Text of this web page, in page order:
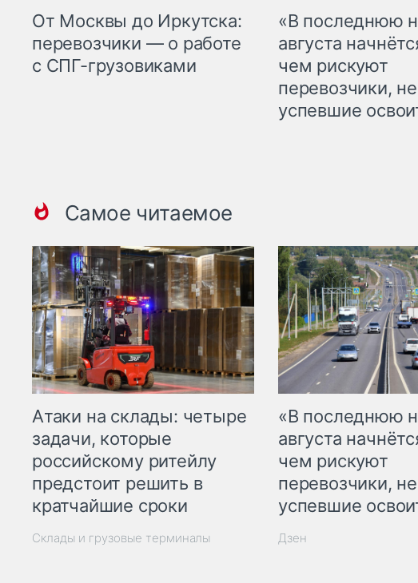
От Москвы до Иркутска:
перевозчики — о работе
с СПГ-грузовиками
«В последнюю
августа
чем рискуют
перевозчики, не
успевшие
Самое читаемое
Атаки на склады: четыре
задачи, которые
российскому ритейлу
предстоит решить в
кратчайшие сроки
Склады и грузовые терминалы
«В последнюю
августа
чем рискуют
перевозчики, не
успевшие
Дзен